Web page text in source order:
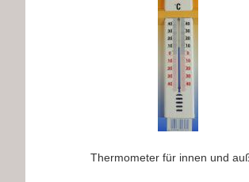
Thermometer für innen und